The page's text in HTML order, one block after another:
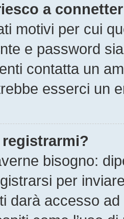
a
motivi per cui
e password
contatta un
esserci un
bisogno:
per
darà accesso